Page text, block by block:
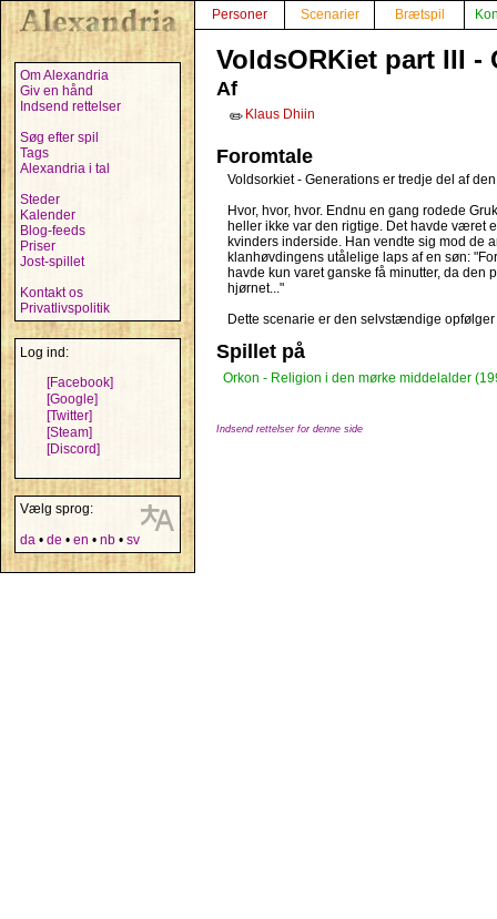
Om Alexandria
Giv en hånd
Indsend rettelser
Søg efter spil
Tags
Alexandria i tal
Steder
Kalender
Blog-feeds
Priser
Jost-spillet
Kontakt os
Privatlivspolitik
Log ind:
[Facebook]
[Google]
[Twitter]
[Steam]
[Discord]
Vælg sprog:
da • de • en • nb • sv
Personer Scenarier Brætspil
VoldsORKiet part III -
Af
✏️ Klaus Dhiin
Foromtale
Voldsorkiet - Generations er tredje del af
Hvor, hvor, hvor. Endnu en gang rodede
heller ikke var den rigtige. Det havde været
kvinders inderside. Han vendte sig mod de
klanhøvdingens utålelige laps af en søn:
havde kun varet ganske få minutter, da den
hjørnet..."
Dette scenarie er den selvstændige
Spillet på
Orkon - Religion i den mørke middelalder
Indsend rettelser for denne side